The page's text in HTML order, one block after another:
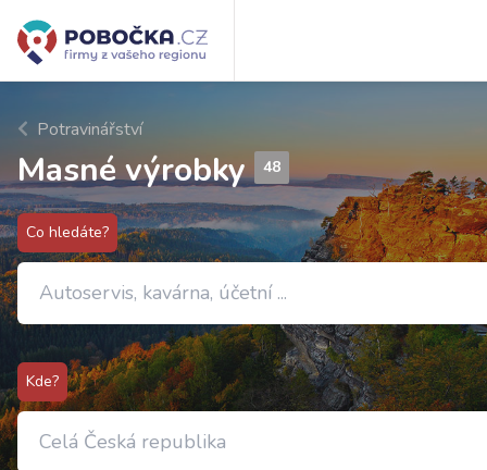
Potravinářství
Masné výrobky 48
Co hledáte?
Kde?